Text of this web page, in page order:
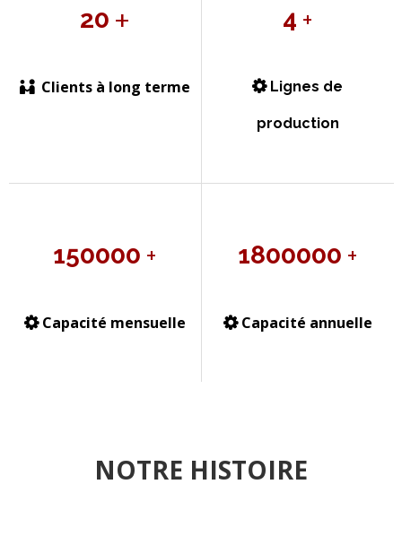
20 +
 Clients à long terme
4 +
 Lignes de
production
150000 +
 Capacité mensuelle
1800000 +
 Capacité annuelle
NOTRE HISTOIRE